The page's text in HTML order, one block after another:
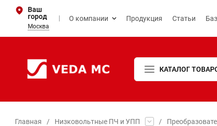
Ваш
город
Москва
О компании Продукция Статьи
КАТАЛОГ
Главная / Низковольтные ПЧ и УПП /